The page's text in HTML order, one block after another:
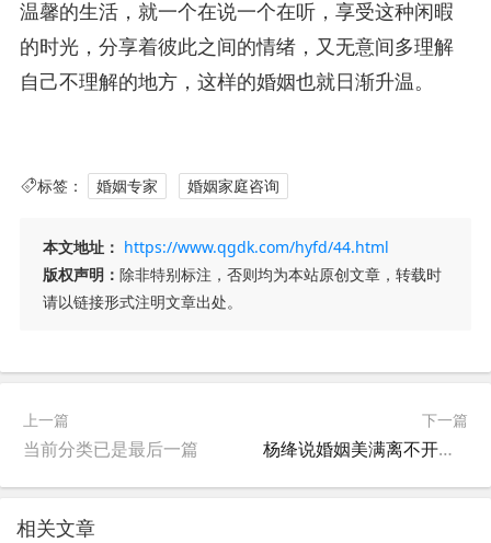
温馨的生活，就一个在说一个在听，享受这种闲暇
的时光，分享着彼此之间的情绪，又无意间多理解
自己不理解的地方，这样的婚姻也就日渐升温。
标签： 婚姻专家 婚姻家庭咨询
本文地址： https://www.qgdk.com/hyfd/44.html
版权声明： 除非特别标注，否则均为本站原创文章，转载时
请以链接形式注明文章出处。
上一篇
当前分类已是最后一篇
下一篇
杨绛说婚姻美满离不开两个字
相关文章